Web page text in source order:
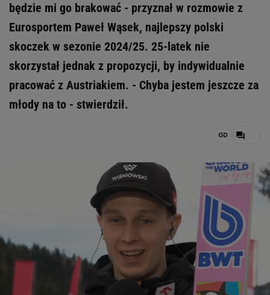
będzie mi go brakować - przyznał w rozmowie z
Eurosportem Paweł Wąsek, najlepszy polski
skoczek w sezonie 2024/25. 25-latek nie
skorzystał jednak z propozycji, by indywidualnie
pracować z Austriakiem. - Chyba jestem jeszcze za
młody na to - stwierdził.